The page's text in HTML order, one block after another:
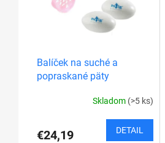
Balíček na suché a
popraskané päty
Skladom (>5 ks)
€24,19 DETAIL